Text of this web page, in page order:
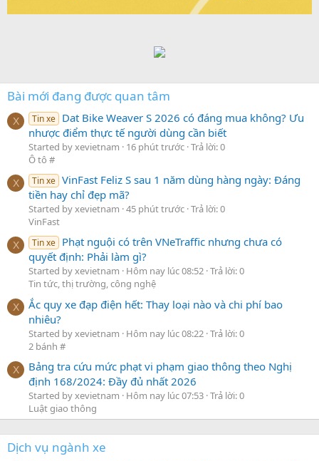
Bài mới đang được quan tâm
X Tin xe Dat Bike Weaver S 2026 có đáng mua không? Ưu
nhược điểm thực tế người dùng cần biết
Started by xevietnam 16 phút trước Trả lời: 0
Ô tô #
X Tin xe VinFast Feliz S sau 1 năm dùng hàng ngày: Đáng
tiền hay chỉ đẹp mã?
Started by xevietnam 45 phút trước Trả lời: 0
VinFast
X Tin xe Phạt nguội có trên VNeTraffic nhưng chưa có
quyết định: Phải làm gì?
Started by xevietnam Hôm nay lúc 08:52 Trả lời: 0
Tin tức, thị trường, công nghệ
X
Ắc quy xe đạp điện hết: Thay loại nào và chi phí bao
nhiêu?
Started by xevietnam Hôm nay lúc 08:22 Trả lời: 0
2 bánh #
X
Bảng tra cứu mức phạt vi phạm giao thông theo Nghị
định 168/2024: Đầy đủ nhất 2026
Started by xevietnam Hôm nay lúc 07:53 Trả lời: 0
Luật giao thông
Dịch vụ ngành xe